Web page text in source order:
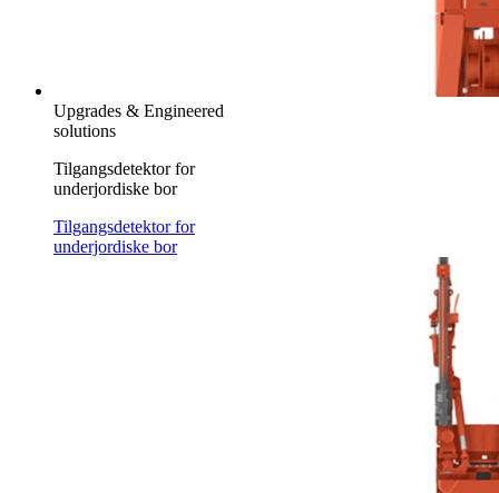
Upgrades & Engineered
solutions
Tilgangsdetektor for
underjordiske bor
Tilgangsdetektor for
underjordiske bor